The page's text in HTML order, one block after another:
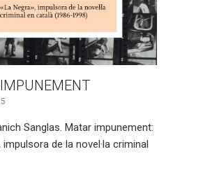
Sanglas. Matar impunement:
impulsora de la novel·la criminal